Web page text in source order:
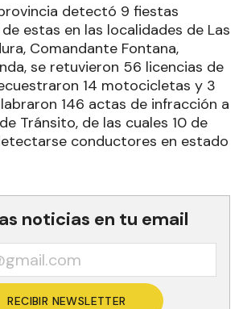
detectó 9 fiestas
estas en las localidades de Las
Comandante Fontana,
se retuvieron 56 licencias de
14 motocicletas y 3
146 actas de infracción a
Tránsito, de las cuales 10 de
conductores en estado
noticias en tu email
RECIBIR NEWSLETTER